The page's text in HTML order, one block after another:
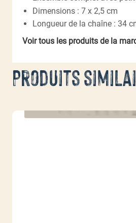
Dimensions : 7 x 2,5 cm
Longueur de la chaîne : 34
Voir tous les produits de la
Produits